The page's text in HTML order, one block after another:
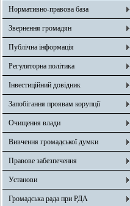
Нормативно-правова база
Звернення громадян
Публічна інформація
Регуляторна політика
Інвестиційний довідник
Запобігання проявам корупції
Очищення влади
Вивчення громадської думки
Правове забезпечення
Установи
Громадська рада при РДА